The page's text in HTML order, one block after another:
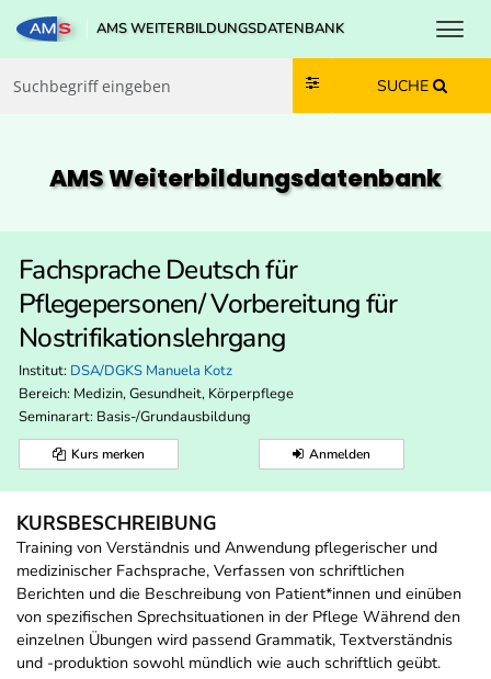
Zum Inhalt springen
Zum Navmenü springen
Zur Suche springen
Zur Footer springen
AMS WEITERBILDUNGSDATENBANK
SUCHE
AMS Weiterbildungs­datenbank
Fachsprache Deutsch für
Pflegepersonen/ Vorbereitung für
Nostrifikationslehrgang
Institut: DSA/DGKS Manuela Kotz
Bereich: Medizin, Gesundheit, Körperpflege
Seminarart: Basis-/Grundausbildung
Kurs merken Anmelden
KURSBESCHREIBUNG
Training von Verständnis und Anwendung pflegerischer und
medizinischer Fachsprache, Verfassen von schriftlichen
Berichten und die Beschreibung von Patient*innen und einüben
von spezifischen Sprechsituationen in der Pflege Während den
einzelnen Übungen wird passend Grammatik, Textverständnis
und -produktion sowohl mündlich wie auch schriftlich geübt.